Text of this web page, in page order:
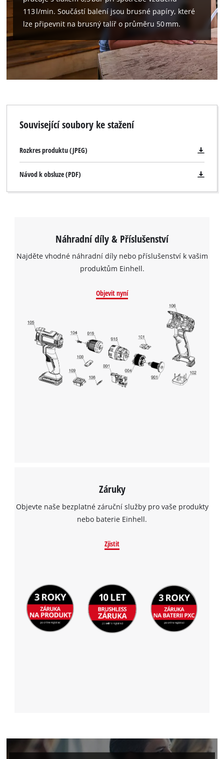
Management Platform
113 l/min. Součástí balení jsou brusné papíry, které
lze připevnit na brusný talíř o průměru 50 mm.
Související soubory ke stažení
Rozkres produktu (JPEG)
Návod k obsluze (PDF)
Náhradní díly & Příslušenství
Najděte vhodné náhradní díly nebo příslušenství k vašim
produktům Einhell.
Objevit nyní
Záruky
Objevte naše bezplatné záruční služby pro vaše produkty
nebo baterie Einhell.
Zjistit